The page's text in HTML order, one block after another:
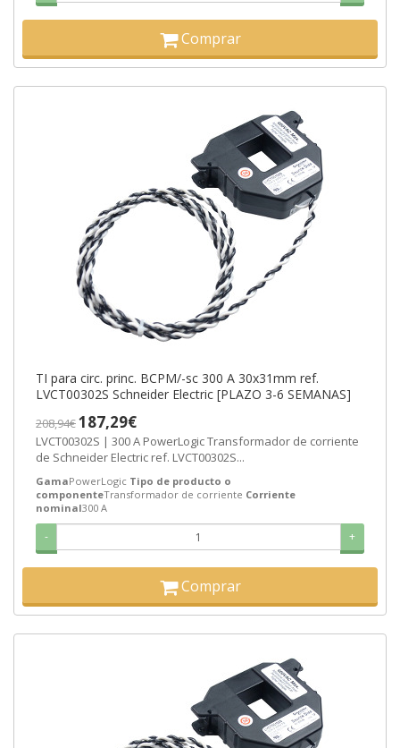
Comprar
TI para circ. princ. BCPM/-sc 300 A 30x31mm ref.
LVCT00302S Schneider Electric [PLAZO 3-6 SEMANAS]
208,94€187,29€
LVCT00302S | 300 A PowerLogic Transformador de corriente
de Schneider Electric ref. LVCT00302S...
GamaPowerLogic Tipo de producto o
componenteTransformador de corriente Corriente
nominal300 A
- +
Comprar